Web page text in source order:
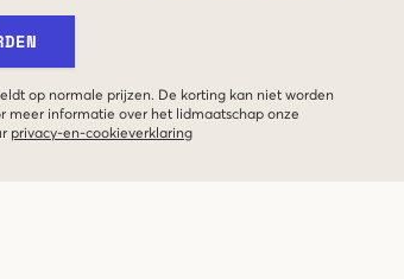
op normale prijzen. De korting kan niet worden
meer informatie over het lidmaatschap onze
privacy-en-cookieverklaring